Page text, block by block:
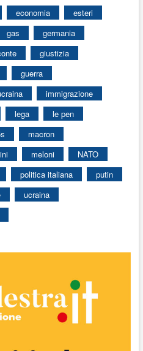
economia
esteri
gas
germania
giustizia
guerra
immigrazione
lega
le pen
macron
meloni
NATO
politica italiana
putin
ucraina